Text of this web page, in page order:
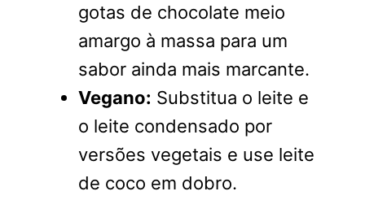
gotas de chocolate meio
amargo à massa para um
sabor ainda mais marcante.
Vegano: Substitua o leite e
o leite condensado por
versões vegetais e use leite
de coco em dobro.